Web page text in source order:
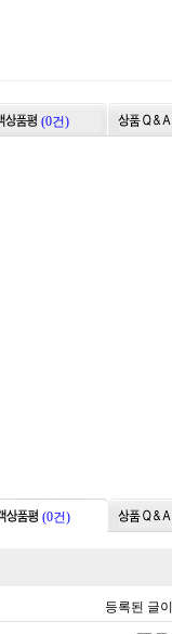
(0건)
(0건)
등록된 글